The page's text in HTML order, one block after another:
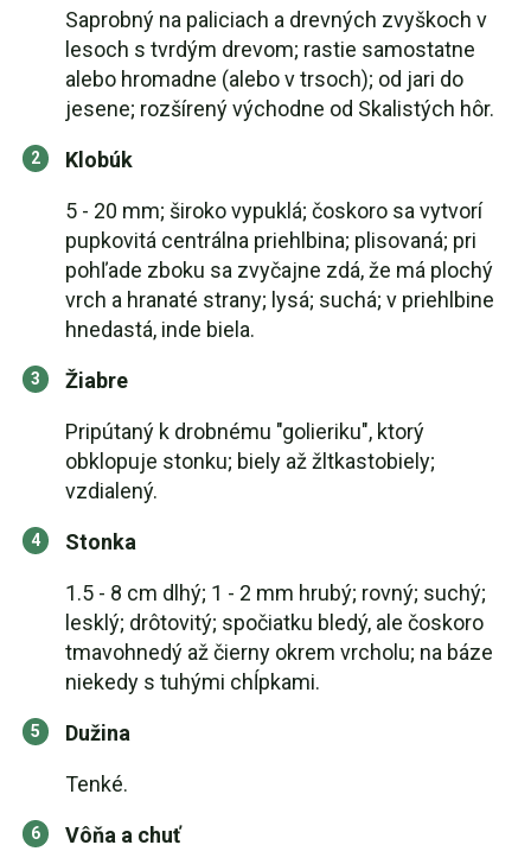
Saprobný na paliciach a drevných zvyškoch v
lesoch s tvrdým drevom; rastie samostatne
alebo hromadne (alebo v trsoch); od jari do
jesene; rozšírený východne od Skalistých hôr.
Klobúk
5 - 20 mm; široko vypuklá; čoskoro sa vytvorí
pupkovitá centrálna priehlbina; plisovaná; pri
pohľade zboku sa zvyčajne zdá, že má plochý
vrch a hranaté strany; lysá; suchá; v priehlbine
hnedastá, inde biela.
Žiabre
Pripútaný k drobnému "golieriku", ktorý
obklopuje stonku; biely až žltkastobiely;
vzdialený.
Stonka
1.5 - 8 cm dlhý; 1 - 2 mm hrubý; rovný; suchý;
lesklý; drôtovitý; spočiatku bledý, ale čoskoro
tmavohnedý až čierny okrem vrcholu; na báze
niekedy s tuhými chĺpkami.
Dužina
Tenké.
Vôňa a chuť